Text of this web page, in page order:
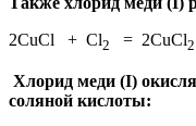
2CuCl + Cl2 = 2CuCl2
Хлорид меди (I)
соляной кислоты: